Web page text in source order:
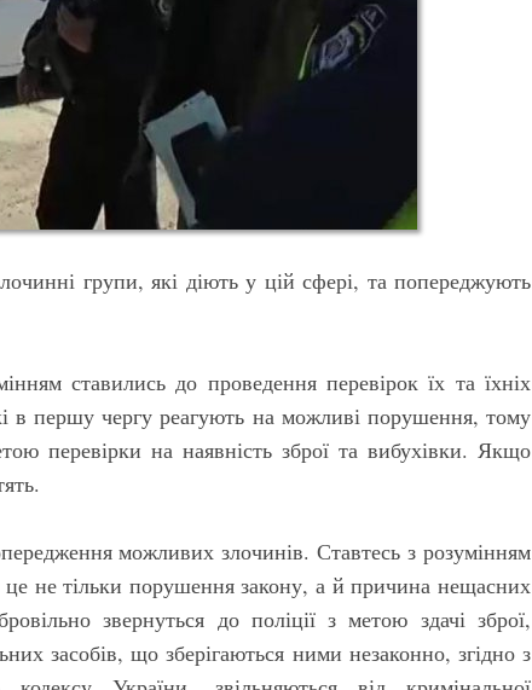
групи, які діють у цій сфері, та попереджують
ставились до проведення перевірок їх та їхніх
в першу чергу реагують на можливі порушення, тому
перевірки на наявність зброї та вибухівки. Якщо
можливих злочинів. Ставтесь з розумінням
це не тільки порушення закону, а й причина нещасних
звернуться до поліції з метою здачі зброї,
засобів, що зберігаються ними незаконно, згідно з